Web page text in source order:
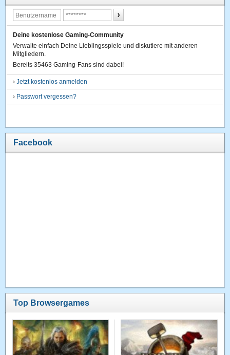
Deine kostenlose Gaming-Community
Verwalte einfach Deine Lieblingsspiele und diskutiere mit anderen
Mitgliedern.
Bereits 35463 Gaming-Fans sind dabei!
›Jetzt kostenlos anmelden
› Passwort vergessen?
Facebook
Top Browsergames